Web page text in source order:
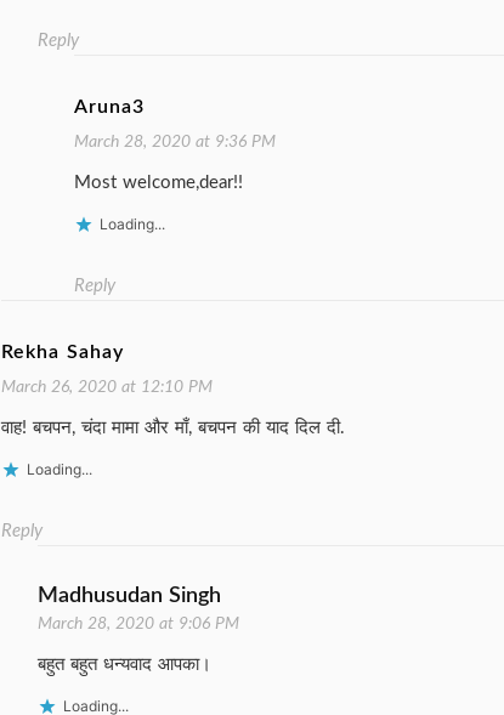
Reply
Aruna3
March 28, 2020 at 9:36 PM
Most welcome,dear!!
Loading...
Reply
Rekha Sahay
March 26, 2020 at 12:10 PM
वाह! बचपन, चंदा मामा और माँ, बचपन की याद दिल दी.
Loading...
Reply
Madhusudan Singh
March 28, 2020 at 9:06 PM
बहुत बहुत धन्यवाद आपका।
Loading...